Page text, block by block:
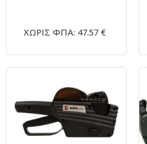
ΧΩΡΙΣ ΦΠΑ: 47.57 €